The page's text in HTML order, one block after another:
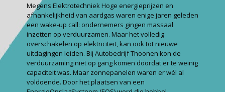
Megens Elektrotechniek Hoge energieprijzen en
afhankelijkheid van aardgas waren enige jaren geleden
een wake-up call: ondernemers gingen massaal
inzetten op verduurzamen. Maar het volledig
overschakelen op elektriciteit, kan ook tot nieuwe
uitdagingen leiden. Bij Autobedrijf Thoonen kon de
verduurzaming niet op gang komen doordat er te weinig
capaciteit was. Maar zonnepanelen waren er wél al
voldoende. Door het plaatsen van een